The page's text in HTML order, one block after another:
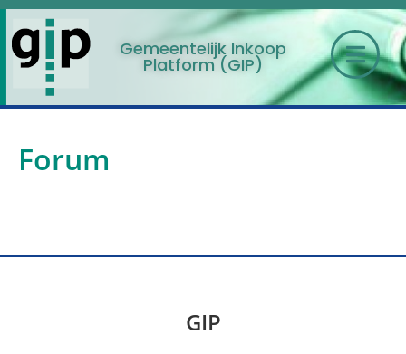
Gemeentelijk Inkoop
Platform (GIP)
Forum
GIP